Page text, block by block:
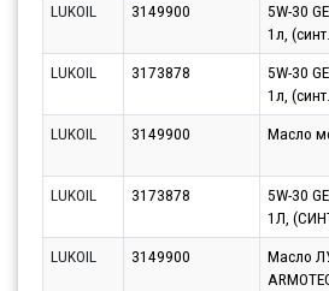
LUKOIL
3149900
5W-30
1л,
LUKOIL
3173878
5W-30
1л,
LUKOIL
3149900 Масло
LUKOIL
3173878
5W-30
1Л,
LUKOIL
3149900
Масло